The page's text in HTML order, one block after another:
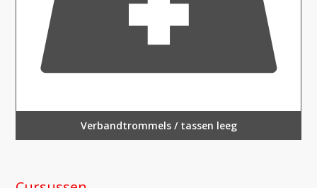
Verbandtrommels / tassen leeg